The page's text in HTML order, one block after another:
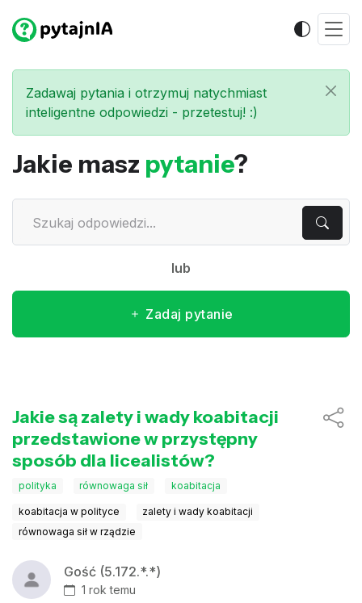
Zadawaj pytania i otrzymuj natychmiast
inteligentne odpowiedzi - przetestuj! :)
Jakie masz pytanie?
lub
Zadaj pytanie
Jakie są zalety i wady koabitacji
przedstawione w przystępny
sposób dla licealistów?
polityka równowaga sił koabitacja
koabitacja w polityce
zalety i wady koabitacji
równowaga sił w rządzie
Gość (5.172.*.*)
1 rok temu